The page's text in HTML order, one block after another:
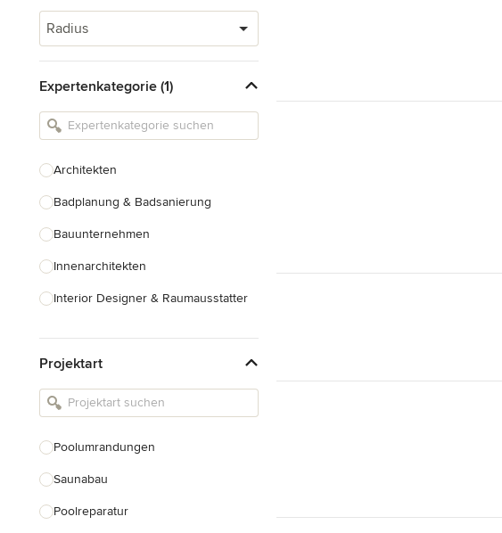
Radius
Expertenkategorie (1)
Architekten
Badplanung & Badsanierung
Bauunternehmen
Innenarchitekten
Interior Designer & Raumausstatter
Landschaftsarchitekten
Armaturen & Sanitärbedarf
Einbauschränke
Projektart
Poolumrandungen
Saunabau
Poolreparatur